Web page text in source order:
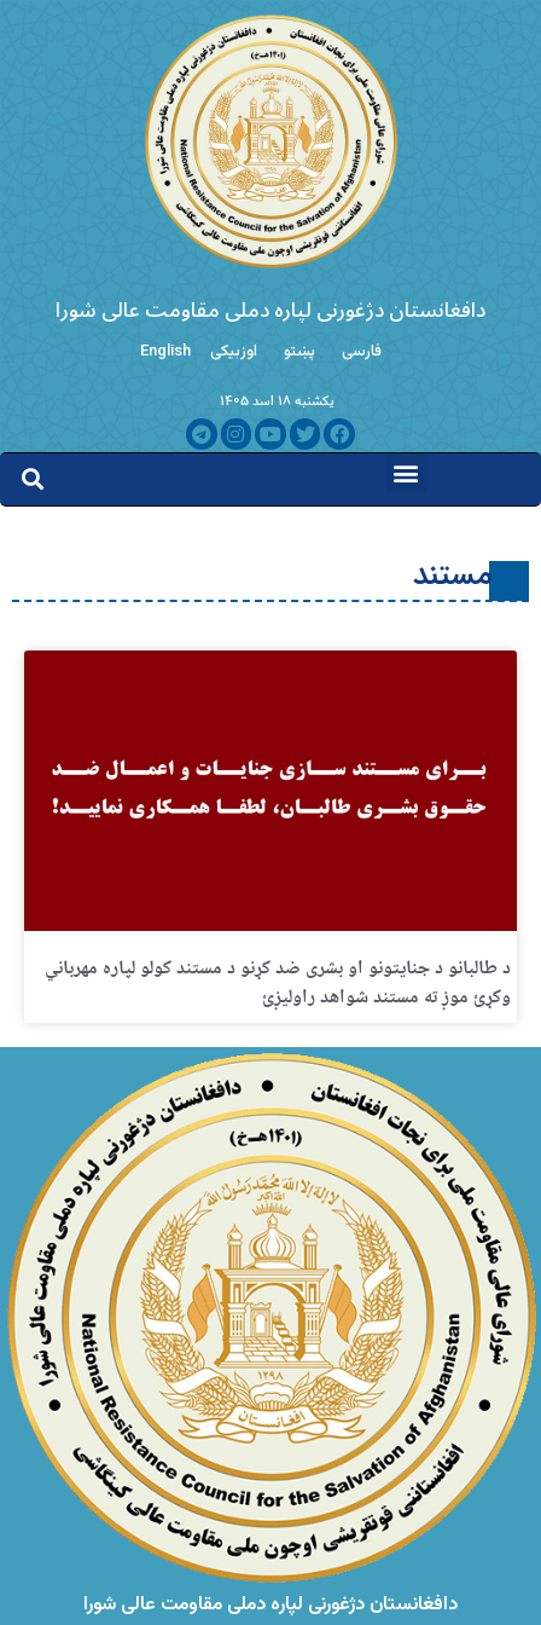
دافغانستان دژغورنی لپاره دملی مقاومت عالی شورا
فارسی پښتو اوزبیکی English
یکشنبه ۱۸ اسد ۱۴۰۵
د طالبانو د جنایتونو او بشری ضد کړنو د مستند کولو لپاره مهرباني
وکړئ موږ ته مستند شواهد راولیږئ
دافغانستان دژغورنی لپاره دملی مقاومت عالی شورا